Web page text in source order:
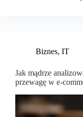
Biznes, IT
Jak mądrze
przewagę w